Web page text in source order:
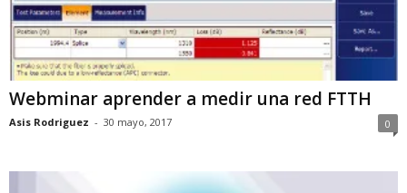
Webminar aprender a medir una red FTTH
Asis Rodriguez - 30 mayo, 2017 0